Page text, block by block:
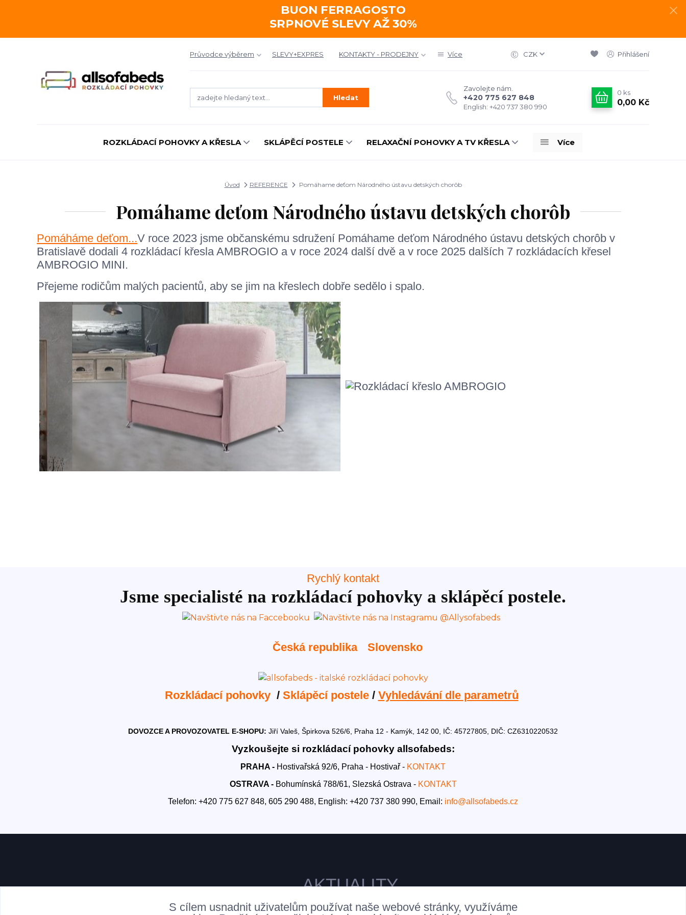
BUON FERRAGOSTO
SRPNOVÉ SLEVY AŽ 30%
Průvodce výběrem SLEVY+EXPRES KONTAKTY - PRODEJNY Více CZK Přihlášení
Hledat
Zavolejte nám.
+420 775 627 848
English: +420 737 380 990
0 ks
0,00 Kč
ROZKLÁDACÍ POHOVKY A KŘESLA SKLÁPĚCÍ POSTELE RELAXAČNÍ POHOVKY A TV KŘESLA Více
Úvod REFERENCE Pomáhame deťom Národného ústavu detských chorôb
Pomáhame deťom Národného ústavu detských chorôb
Pomáháme deťom...V roce 2023 jsme občanskému sdružení Pomáhame deťom Národného ústavu detských chorôb v
Bratislavě dodali 4 rozkládací křesla AMBROGIO a v roce 2024 další dvě a v roce 2025 dalších 7 rozkládacích křesel
AMBROGIO MINI.
Přejeme rodičům malých pacientů, aby se jim na křeslech dobře sedělo i spalo.
Rychlý kontakt
Jsme specialisté na rozkládací pohovky a sklápěcí postele.
Česká republika Slovensko
Rozkládací pohovky / Sklápěcí postele/ Vyhledávání dle parametrů
DOVOZCE A PROVOZOVATEL E-SHOPU: Jiří Valeš, Špirkova 526/6, Praha 12 - Kamýk, 142 00, IČ: 45727805, DIČ: CZ6310220532
Vyzkoušejte si rozkládací pohovky allsofabeds:
PRAHA - Hostivařská 92/6, Praha - Hostivař - KONTAKT
OSTRAVA - Bohumínská 788/61, Slezská Ostrava - KONTAKT
Telefon: +420 775 627 848, 605 290 488, English: +420 737 380 990, Email: info@allsofabeds.cz
AKTUALITY
S cílem usnadnit uživatelům používat naše webové stránky, využíváme